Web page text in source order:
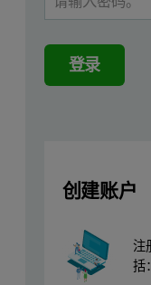
登录
创建账户
注
括：